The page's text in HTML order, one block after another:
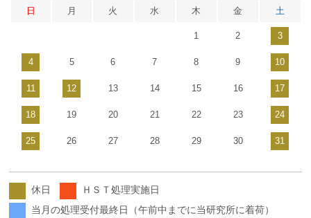
日 月 火 水 木 金 土
1 2 3
4 5 6 7 8 9 10
11 12 13 14 15 16 17
18 19 20 21 22 23 24
25 26 27 28 29 30 31
休日
ＨＳＴ処理実施日
当月の処理受付最終日（午前中までに当研究所に着荷）